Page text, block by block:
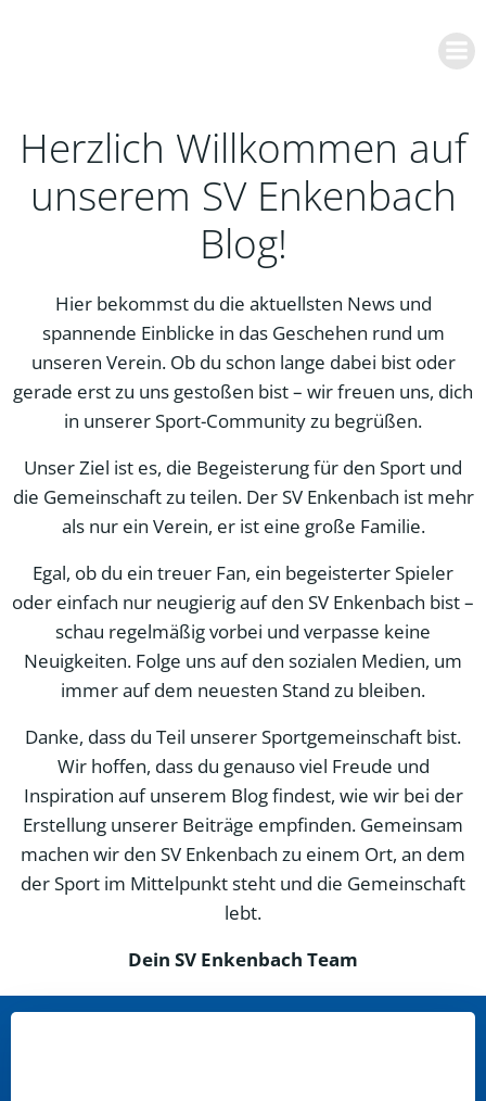
Herzlich Willkommen auf
unserem SV Enkenbach
Blog!
Hier bekommst du die aktuellsten News und
spannende Einblicke in das Geschehen rund um
unseren Verein. Ob du schon lange dabei bist oder
gerade erst zu uns gestoßen bist – wir freuen uns, dich
in unserer Sport-Community zu begrüßen.
Unser Ziel ist es, die Begeisterung für den Sport und
die Gemeinschaft zu teilen. Der SV Enkenbach ist mehr
als nur ein Verein, er ist eine große Familie.
Egal, ob du ein treuer Fan, ein begeisterter Spieler
oder einfach nur neugierig auf den SV Enkenbach bist –
schau regelmäßig vorbei und verpasse keine
Neuigkeiten. Folge uns auf den sozialen Medien, um
immer auf dem neuesten Stand zu bleiben.
Danke, dass du Teil unserer Sportgemeinschaft bist.
Wir hoffen, dass du genauso viel Freude und
Inspiration auf unserem Blog findest, wie wir bei der
Erstellung unserer Beiträge empfinden. Gemeinsam
machen wir den SV Enkenbach zu einem Ort, an dem
der Sport im Mittelpunkt steht und die Gemeinschaft
lebt.
Dein SV Enkenbach Team